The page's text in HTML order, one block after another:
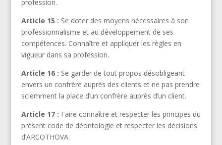
profession.
Article 15 : Se doter des moyens nécessaires à son
professionnalisme et au développement de ses
compétences. Connaître et appliquer les règles en
vigueur dans sa profession.
Article 16 : Se garder de tout propos désobligeant
envers un confrère auprès des clients et ne pas prendre
sciemment la place d’un confrère auprès d’un client.
Article 17 : Faire connaître et respecter les principes du
présent code de déontologie et respecter les décisions
d’ARCOTHOVA.